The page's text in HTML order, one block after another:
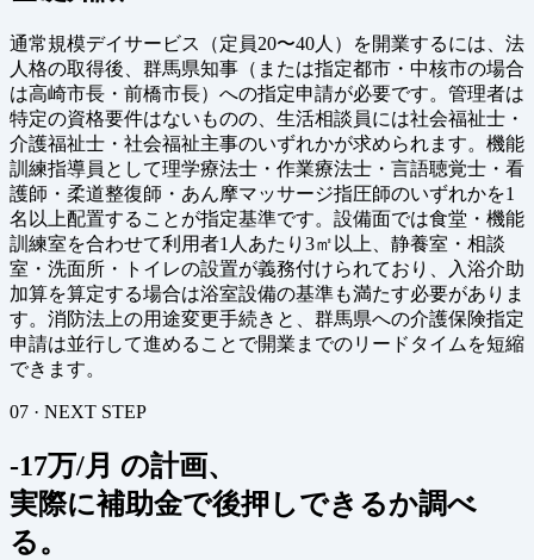
通常規模デイサービス（定員20〜40人）を開業するには、法
人格の取得後、群馬県知事（または指定都市・中核市の場合
は高崎市長・前橋市長）への指定申請が必要です。管理者は
特定の資格要件はないものの、生活相談員には社会福祉士・
介護福祉士・社会福祉主事のいずれかが求められます。機能
訓練指導員として理学療法士・作業療法士・言語聴覚士・看
護師・柔道整復師・あん摩マッサージ指圧師のいずれかを1
名以上配置することが指定基準です。設備面では食堂・機能
訓練室を合わせて利用者1人あたり3㎡以上、静養室・相談
室・洗面所・トイレの設置が義務付けられており、入浴介助
加算を算定する場合は浴室設備の基準も満たす必要がありま
す。消防法上の用途変更手続きと、群馬県への介護保険指定
申請は並行して進めることで開業までのリードタイムを短縮
できます。
07 · NEXT STEP
-17万/月 の計画、
実際に補助金で後押しできるか調べ
る。